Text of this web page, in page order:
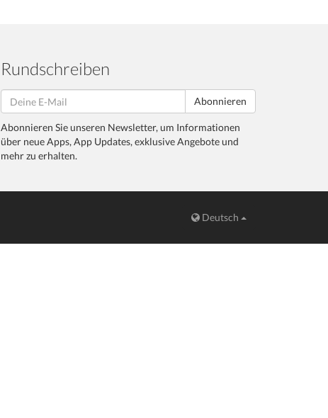
Rundschreiben
Abonnieren
Abonnieren Sie unseren Newsletter, um Informationen
über neue Apps, App Updates, exklusive Angebote und
mehr zu erhalten.
Deutsch